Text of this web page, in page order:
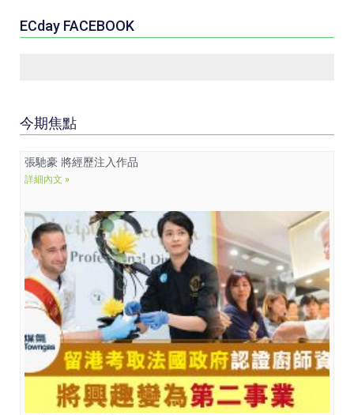
ECday FACEBOOK
今期焦點
張馳豪 將經歷注入作品
詳細內文 »